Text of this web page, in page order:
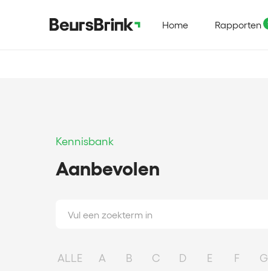
Home Rapporten
Kennisbank
Aanbevolen
ALLE A B C D E F G